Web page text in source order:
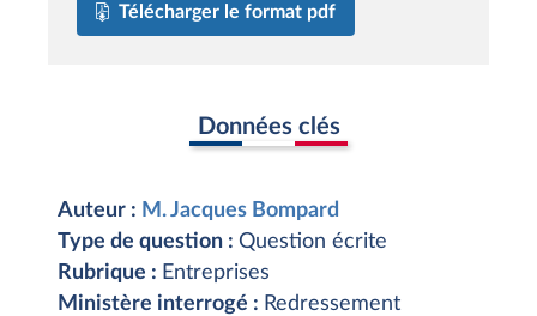
Télécharger le format pdf
Données clés
Auteur : M. Jacques Bompard
Type de question : Question écrite
Rubrique : Entreprises
Ministère interrogé : Redressement